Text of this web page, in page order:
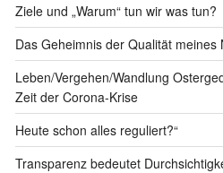
Ziele und „Warum“ tun wir was tun?
Das Geheimnis der Qualität meines
Leben/Vergehen/Wandlung
Zeit der Corona-Krise
Heute schon alles reguliert?“
Transparenz bedeutet